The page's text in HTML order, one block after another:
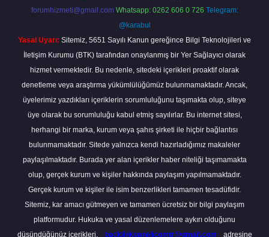
forumhizmeti@gmail.com Whatsapp: 0262 606 0 726 Telegram:
@karabul
Yasal Uyarı: Sitemiz, 5651 Sayılı Kanun gereğince Bilgi Teknolojileri ve
İletişim Kurumu (BTK) tarafından onaylanmış bir Yer Sağlayıcı olarak
hizmet vermektedir. Bu nedenle, sitedeki içerikleri proaktif olarak
denetleme veya araştırma yükümlülüğümüz bulunmamaktadır. Ancak,
üyelerimiz yazdıkları içeriklerin sorumluluğunu taşımakta olup, siteye
üye olarak bu sorumluluğu kabul etmiş sayılırlar. Bu internet sitesi,
herhangi bir marka, kurum veya şahıs şirketi ile hiçbir bağlantısı
bulunmamaktadır. Sitede yalnızca kendi hazırladığımız makaleler
paylaşılmaktadır. Burada yer alan içerikler haber niteliği taşımamakta
olup, gerçek kurum ve kişiler hakkında paylaşım yapılmamaktadır.
Gerçek kurum ve kişiler ile isim benzerlikleri tamamen tesadüfidir.
Sitemiz, kar amacı gütmeyen ve tamamen ücretsiz bir bilgi paylaşım
platformudur. Hukuka ve yasal düzenlemelere aykırı olduğunu
düşündüğünüz içerikleri,
backlinkpanelicomtr@gmail.com adresine